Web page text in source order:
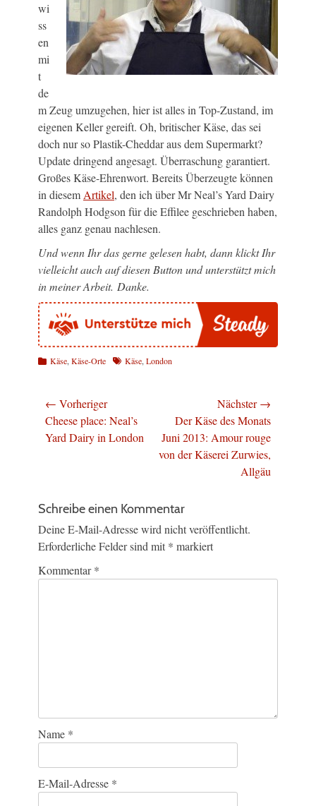
wi
ss
en
mi
t
de
m Zeug umzugehen, hier ist alles in Top-Zustand, im
eigenen Keller gereift. Oh, britischer Käse, das sei
doch nur so Plastik-Cheddar aus dem Supermarkt?
Update dringend angesagt. Überraschung garantiert.
Großes Käse-Ehrenwort. Bereits Überzeugte können
in diesemArtikel, den ich über Mr Neal’s Yard Dairy
Randolph Hodgson für die Effilee geschrieben haben,
alles ganz genau nachlesen.
Und wenn Ihr das gerne gelesen habt, dann klickt Ihr
vielleicht auch auf diesen Button und unterstützt mich
in meiner Arbeit. Danke.
Kategorien
Käse Käse-Orte Schlagworte
Käse London
Beitragsnavigation
← Vorheriger
Vorheriger
Beitrag:
Cheese place: Neal’s
Yard Dairy in London
Nächster →
Nächster
Beitrag:
Der Käse des Monats
Juni 2013: Amour rouge
von der Käserei Zurwies,
Allgäu
Schreibe einen Kommentar
Deine E-Mail-Adresse wird nicht veröffentlicht.
Erforderliche Felder sind mit * markiert
Kommentar*
Name *
E-Mail-Adresse *